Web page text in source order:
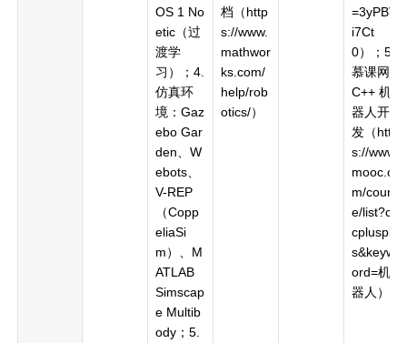
OS 1 No
etic（过
渡学
习）；4.
仿真环
境：Gaz
ebo Gar
den、W
ebots、
V-REP
（Copp
eliaSi
m）、M
ATLAB
Simscap
e Multib
ody；5.
档（http
s://www.
mathwor
ks.com/
help/rob
otics/）
=3yPBVi
i7Ct
0）；5.
慕课网
C++ 机
器人开
发（http
s://www.i
mooc.co
m/cours
e/list?c=
cplusplu
s&keyw
ord=机
器人）